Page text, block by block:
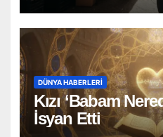
DÜNYA HABERLERI
Kızı ‘Babam
İsyan Etti